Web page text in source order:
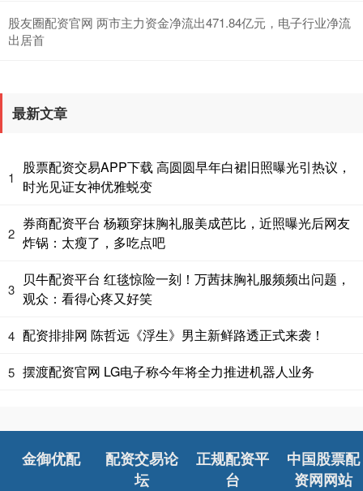
股友圈配资官网 两市主力资金净流出471.84亿元，电子行业净流
出居首
最新文章
1
股票配资交易APP下载 高圆圆早年白裙旧照曝光引热议，
时光见证女神优雅蜕变
2
券商配资平台 杨颖穿抹胸礼服美成芭比，近照曝光后网友
炸锅：太瘦了，多吃点吧
3
贝牛配资平台 红毯惊险一刻！万茜抹胸礼服频频出问题，
观众：看得心疼又好笑
4 配资排排网 陈哲远《浮生》男主新鲜路透正式来袭！
5 摆渡配资官网 LG电子称今年将全力推进机器人业务
金御优配
配资交易论
坛
正规配资平
台
中国股票配
资网网站